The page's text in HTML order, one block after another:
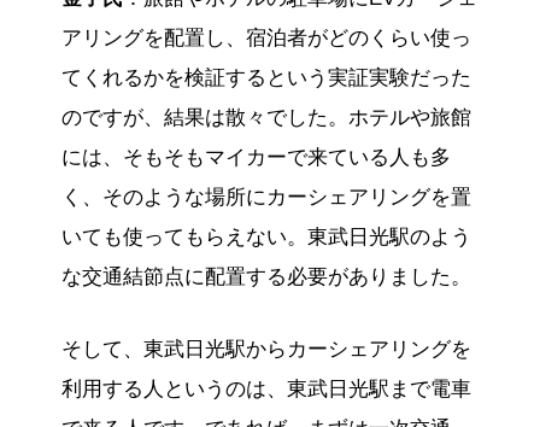
アリングを配置し、宿泊者がどのくらい使っ
てくれるかを検証するという実証実験だった
のですが、結果は散々でした。ホテルや旅館
には、そもそもマイカーで来ている人も多
く、そのような場所にカーシェアリングを置
いても使ってもらえない。東武日光駅のよう
な交通結節点に配置する必要がありました。
そして、東武日光駅からカーシェアリングを
利用する人というのは、東武日光駅まで電車